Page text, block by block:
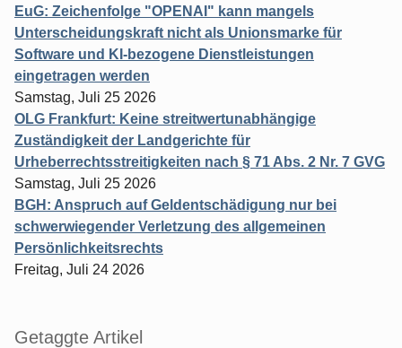
EuG: Zeichenfolge "OPENAI" kann mangels
Unterscheidungskraft nicht als Unionsmarke für
Software und KI-bezogene Dienstleistungen
eingetragen werden
Samstag, Juli 25 2026
OLG Frankfurt: Keine streitwertunabhängige
Zuständigkeit der Landgerichte für
Urheberrechtsstreitigkeiten nach § 71 Abs. 2 Nr. 7 GVG
Samstag, Juli 25 2026
BGH: Anspruch auf Geldentschädigung nur bei
schwerwiegender Verletzung des allgemeinen
Persönlichkeitsrechts
Freitag, Juli 24 2026
Getaggte Artikel